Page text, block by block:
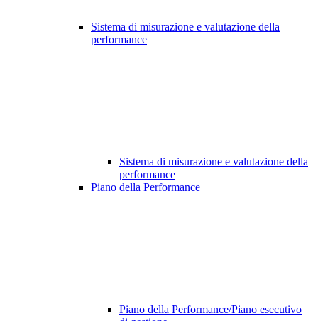
Sistema di misurazione e valutazione della
performance
Sistema di misurazione e valutazione della
performance
Piano della Performance
Piano della Performance/Piano esecutivo